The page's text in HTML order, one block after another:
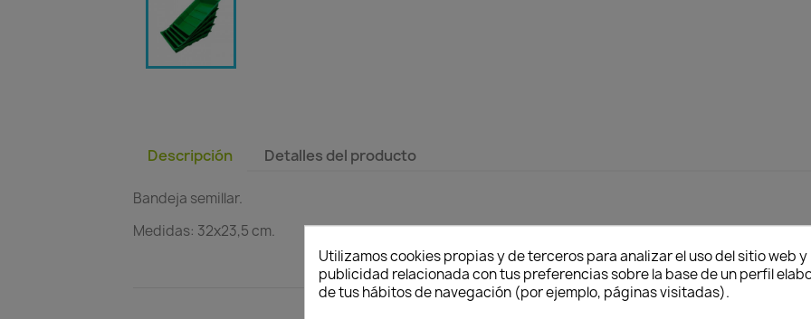
Descripción Detalles del producto
Bandeja semillar.
Medidas: 32x23,5 cm.
Utilizamos cookies propias y de terceros para analizar el uso del sitio web
publicidad relacionada con tus preferencias sobre la base de un perfil
de tus hábitos de navegación (por ejemplo, páginas visitadas).